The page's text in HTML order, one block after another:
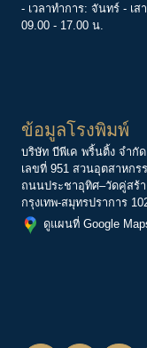
- เวลาทำการ: จันทร์ - เส
09.00 - 17.00 น.
ข้อมูลโรงพิมพ์
บริษัท บีพีเค พริ้นติ้ง จำกัด
เลขที่ 951 สวนอุตสาหกร
ถนนประชาอุทิศ–วัดคู่สร้า
กรุงเทพ-สมุทรปราการ
ดูแผนที่ Google